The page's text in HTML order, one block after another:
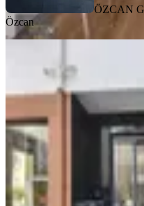
ÖZCAN
Özcan
Mavi
Satılık
Seyhan,
3+1·140 m²
8.000.000 ₺